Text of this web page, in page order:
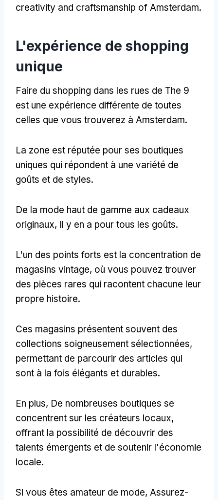
creativity and craftsmanship of Amsterdam.
L'expérience de shopping
unique
Faire du shopping dans les rues de The 9
est une expérience différente de toutes
celles que vous trouverez à Amsterdam.
La zone est réputée pour ses boutiques
uniques qui répondent à une variété de
goûts et de styles.
De la mode haut de gamme aux cadeaux
originaux, Il y en a pour tous les goûts.
L'un des points forts est la concentration de
magasins vintage, où vous pouvez trouver
des pièces rares qui racontent chacune leur
propre histoire.
Ces magasins présentent souvent des
collections soigneusement sélectionnées,
permettant de parcourir des articles qui
sont à la fois élégants et durables.
En plus, De nombreuses boutiques se
concentrent sur les créateurs locaux,
offrant la possibilité de découvrir des
talents émergents et de soutenir l'économie
locale.
Si vous êtes amateur de mode, Assurez-